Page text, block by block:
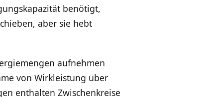
benötigt,
aber sie hebt
aufnehmen
von Wirkleistung über
enthalten Zwischenkreise